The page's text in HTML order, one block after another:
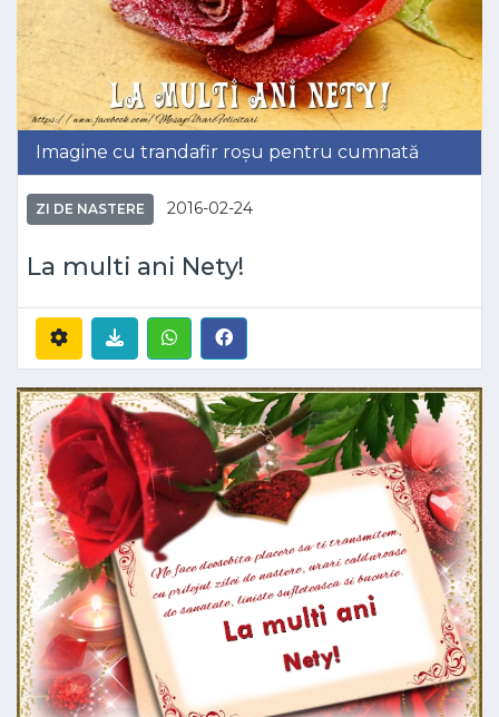
Imagine cu trandafir roșu pentru cumnată
ZI DE NASTERE 2016-02-24
La multi ani Nety!